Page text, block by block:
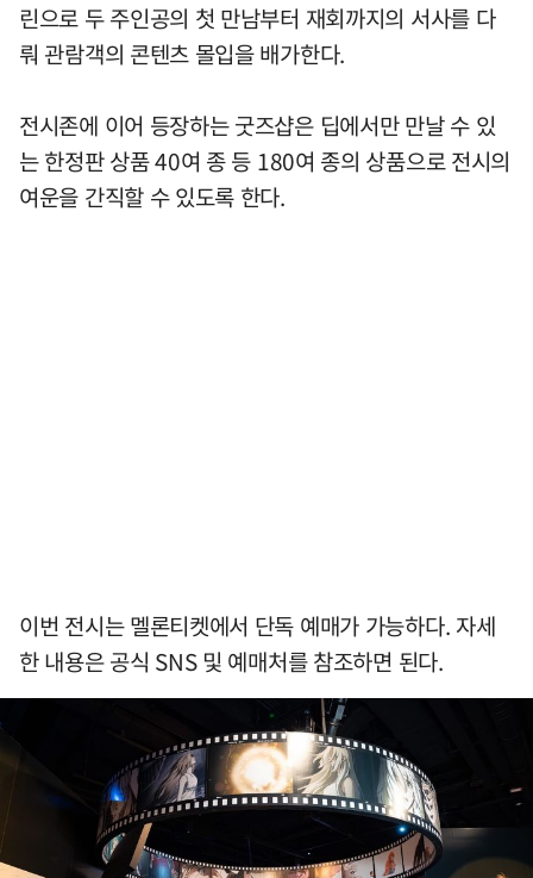
린으로 두 주인공의 첫 만남부터 재회까지의 서사를 다
뤄 관람객의 콘텐츠 몰입을 배가한다.
전시존에 이어 등장하는 굿즈샵은 딥에서만 만날 수 있
는 한정판 상품 40여 종 등 180여 종의 상품으로 전시의
여운을 간직할 수 있도록 한다.
이번 전시는 멜론티켓에서 단독 예매가 가능하다. 자세
한 내용은 공식 SNS 및 예매처를 참조하면 된다.